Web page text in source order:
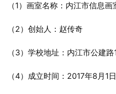
（1）画室名称：内江市信息画
（2）创始人：赵传奇
（3）学校地址：内江市公建
（4）成立时间：2017年8月1日